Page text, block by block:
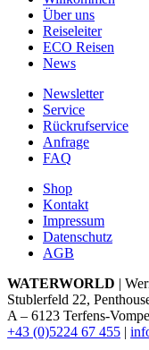
Über uns
Reiseleiter
ECO Reisen
News
Newsletter
Service
Rückrufservice
Anfrage
FAQ
Shop
Kontakt
Impressum
Datenschutz
AGB
WATERWORLD |
Stublerfeld 22,
A – 6123 Terfens-
+43 (0)5224 67 455 |